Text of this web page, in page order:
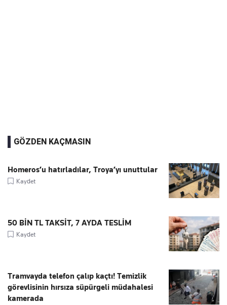
GÖZDEN KAÇMASIN
Homeros’u hatırladılar, Troya’yı unuttular
Kaydet
50 BİN TL TAKSİT, 7 AYDA TESLİM
Kaydet
Tramvayda telefon çalıp kaçtı! Temizlik
görevlisinin hırsıza süpürgeli müdahalesi
kamerada